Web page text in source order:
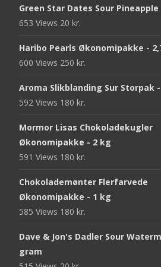
Green Star Dates Sour
653 Views 20 kr.
Haribo Pearls Økonomipakke -
600 Views 250 kr.
Aroma Slikblanding Sur Storpak
592 Views 180 kr.
Mormor Lisas Chokoladekugler
Økonomipakke - 2 kg
591 Views 180 kr.
Chokolademønter Flerfarvede
Økonomipakke - 1 kg
585 Views 180 kr.
Dave & Jon's Dadler Sour
gram